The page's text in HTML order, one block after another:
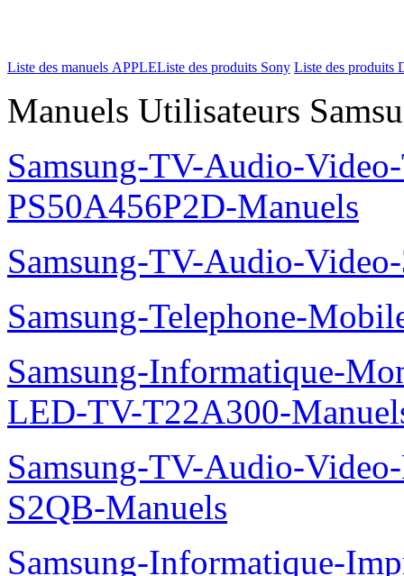
Liste des manuels APPLEListe des produits Sony Liste des produits
Manuels Utilisateurs
Samsung-TV-Audio-
PS50A456P2D-Manuels
Samsung-TV-Audio-
Samsung-Telephone-
Samsung-Informatique-
LED-TV-T22A300-
Samsung-TV-Audio-
S2QB-Manuels
Samsung-Informatique-